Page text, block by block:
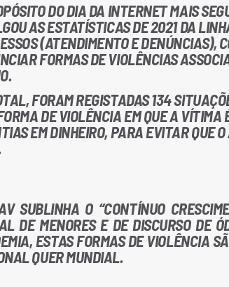
DO DIA DA INTERNET MAIS
AS ESTATÍSTICAS DE 2021 DA
(ATENDIMENTO E DENÚNCIAS),
FORMAS DE VIOLÊNCIAS
FORAM REGISTADAS 134
DE VIOLÊNCIA EM QUE A
EM DINHEIRO, PARA EVITAR QUE
SUBLINHA O “CONTÍNUO
DE MENORES E DE DISCURSO DE
ESTAS FORMAS DE VIOLÊNCIA
QUER MUNDIAL.